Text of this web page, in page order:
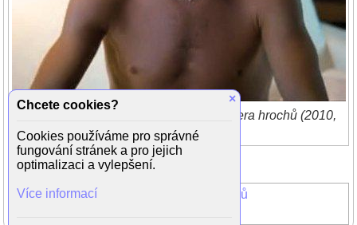
Jiří Langmajer v komedii Doktor od jezera hrochů (2010,
režie Zdeněk Troška)
Zpět do galerie
Doktor od jezera Hrochů
×
Chcete cookies?
Cookies používáme pro správné
fungování stránek a pro jejich
optimalizaci a vylepšení.
Více informací